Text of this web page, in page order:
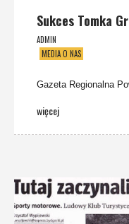
Sukces Tomka
ADMIN
MEDIA O NAS
Gazeta Regionalna
więcej